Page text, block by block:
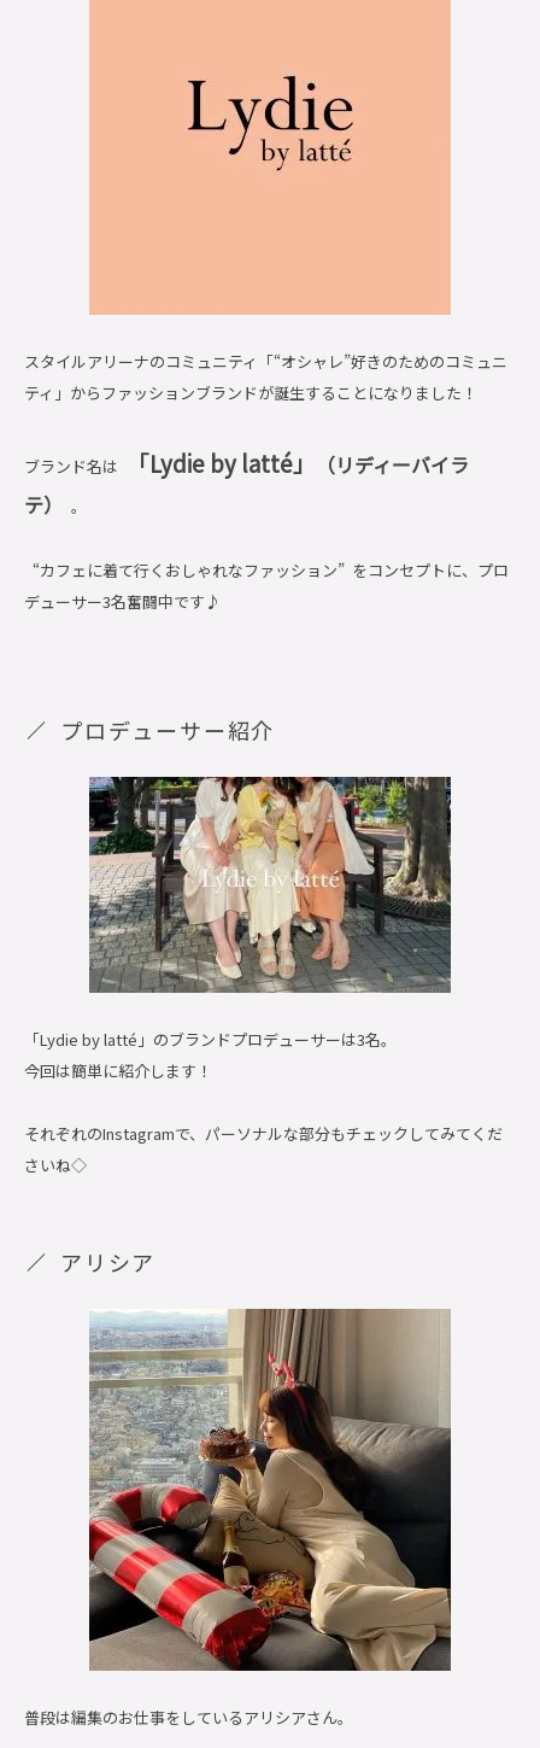
スタイルアリーナのコミュニティ「“オシャレ”好きのためのコミュニ
ティ」からファッションブランドが誕生することになりました！
ブランド名は 「Lydie by latté」
（リディーバイラ
テ）
。
“カフェに着て行くおしゃれなファッション” をコンセプトに、プロ
デューサー3名奮闘中です♪
プロデューサー紹介
「Lydie by latté 」のブランドプロデューサーは3名。
今回は簡単に紹介します！
それぞれのInstagramで、パーソナルな部分もチェックしてみてくだ
さいね◇
アリシア
普段は編集のお仕事をしているアリシアさん。